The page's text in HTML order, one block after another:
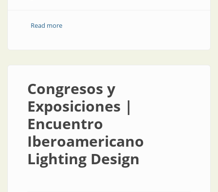
Read moreabout Congresos y exposiciones | Encuentro
Congresos y
Exposiciones |
Encuentro
Iberoamericano
Lighting Design